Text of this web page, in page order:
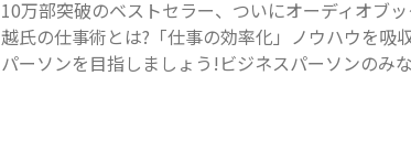
10万部突破のベストセラー、ついにオーディオブ
越氏の仕事術とは?「仕事の効率化」ノウハウを吸
パーソンを目指しましょう!ビジネスパーソンのみ